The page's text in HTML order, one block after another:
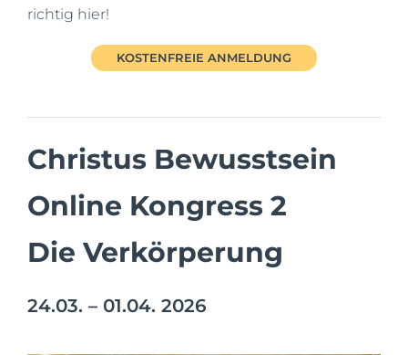
richtig hier!
KOSTENFREIE ANMELDUNG
Christus Bewusstsein
Online Kongress 2
Die Verkörperung
24.03. – 01.04. 2026